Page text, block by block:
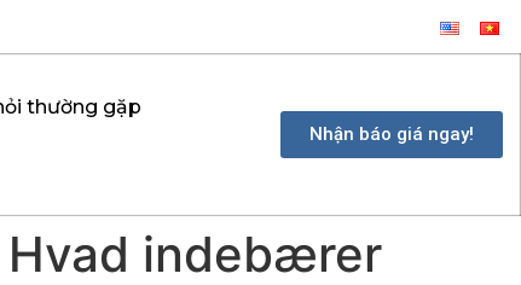
thường gặp
Nhận báo giá ngay!
Hvad indebærer